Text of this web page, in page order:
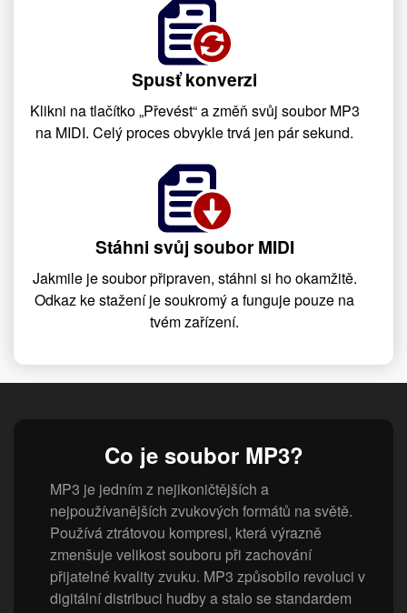
Spusť konverzi
Klikni na tlačítko „Převést“ a změň svůj soubor MP3
na MIDI. Celý proces obvykle trvá jen pár sekund.
Stáhni svůj soubor MIDI
Jakmile je soubor připraven, stáhni si ho okamžitě.
Odkaz ke stažení je soukromý a funguje pouze na
tvém zařízení.
Co je soubor MP3?
MP3 je jedním z nejikoničtějších a
nejpoužívanějších zvukových formátů na světě.
Používá ztrátovou kompresi, která výrazně
zmenšuje velikost souboru při zachování
přijatelné kvality zvuku. MP3 způsobilo revoluci v
digitální distribuci hudby a stalo se standardem